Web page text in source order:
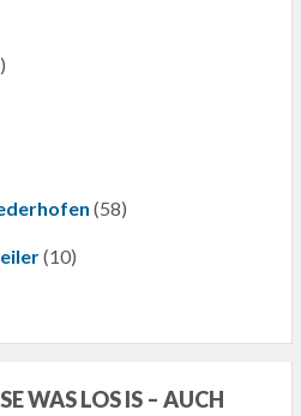
(58)
(10)
WAS LOS IS – AUCH